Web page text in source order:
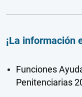
¡La información
Funciones
Penitenciarias